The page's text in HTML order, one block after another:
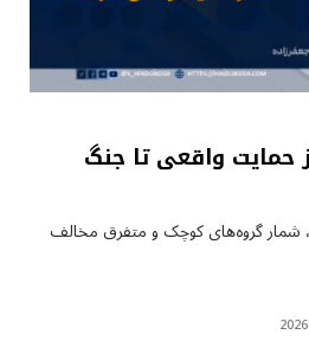
حمایت واقعی تا جنگ
شمار گروه‌های کوچک و متفرق مخالف